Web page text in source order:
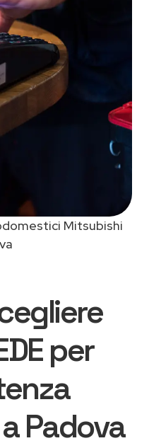
Mitsubishi
per
Padova